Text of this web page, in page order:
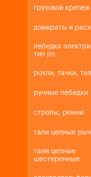
грузовой крепеж
домкраты и
лебедка
тип jm
рохли, тачки,
ручные лебедки
стропы, ремни
тали цепные
тали цепные
шестеренные